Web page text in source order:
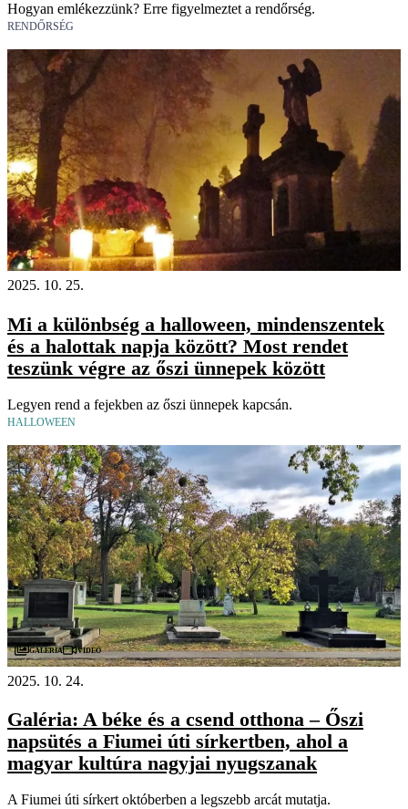
Hogyan emlékezzünk? Erre figyelmeztet a rendőrség.
RENDŐRSÉG
2025. 10. 25.
Mi a különbség a halloween, mindenszentek
és a halottak napja között? Most rendet
teszünk végre az őszi ünnepek között
Legyen rend a fejekben az őszi ünnepek kapcsán.
HALLOWEEN
Galéria Videó
2025. 10. 24.
Galéria: A béke és a csend otthona – Őszi
napsütés a Fiumei úti sírkertben, ahol a
magyar kultúra nagyjai nyugszanak
A Fiumei úti sírkert októberben a legszebb arcát mutatja.